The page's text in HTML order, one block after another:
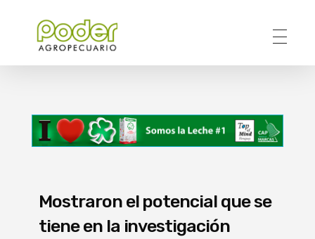
Mostraron el potencial que se
tiene en la investigación